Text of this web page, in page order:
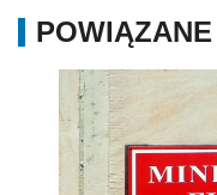
POWIĄZANE